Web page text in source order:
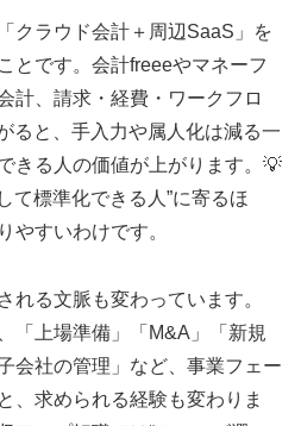
クラウド会計＋周辺SaaS」を
とです。会計freeeやマネーフ
計、請求・経費・ワークフロ
ると、手入力や属人化は減る一
きる人の価値が上がります。💡
て標準化できる人”に寄るほ
やすいわけです。
れる文脈も変わっています。
「上場準備」「M&A」「新規
会社の管理」など、事業フェー
、求められる経験も変わりま